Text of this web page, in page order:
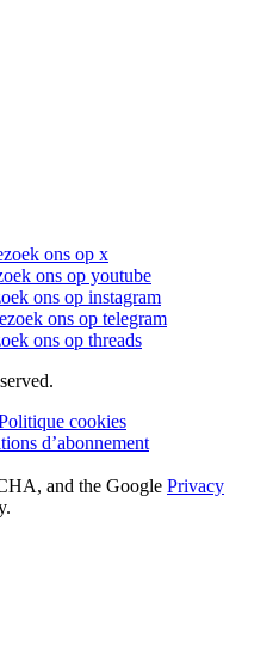
ons op x
ons op youtube
ons op instagram
ons op telegram
ons op threads
cookies
d’abonnement
and the Google Privacy